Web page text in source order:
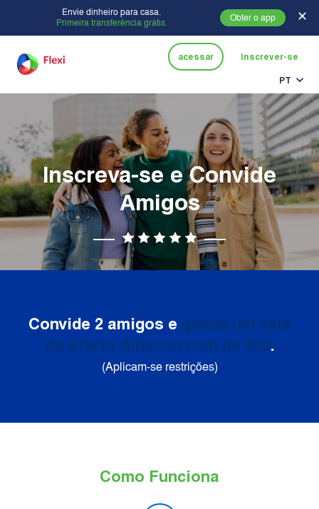
Envie dinheiro para casa.
Primeira transferência grátis.
Obter o app ✕
PT
acessar Inscrever-se
Inscreva-se e Convide
Amigos
Convide 2 amigos e ganhe um vale
de oferta Amazon.com de $30.
(Aplicam-se restrições)
Como Funciona